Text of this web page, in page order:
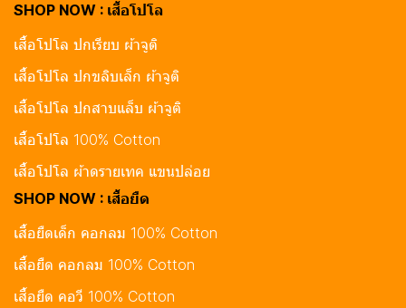
SHOP NOW : เสื้อโปโล
เสื้อโปโล ปกเรียบ ผ้าจูติ
เสื้อโปโล ปกขลิบเล็ก ผ้าจูติ
เสื้อโปโล ปกสาบแล็บ ผ้าจูติ
เสื้อโปโล 100% Cotton
เสื้อโปโล ผ้าดรายเทค แขนปล่อย
SHOP NOW : เสื้อยืด
เสื้อยืดเด็ก คอกลม 100% Cotton
เสื้อยืด คอกลม 100% Cotton
เสื้อยืด คอวี 100% Cotton